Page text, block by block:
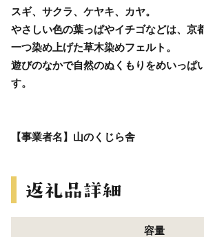
スギ、サクラ、ケヤキ、カヤ。
やさしい色の葉っぱやイチゴなどは、京
一つ染め上げた草木染めフェルト。
遊びのなかで自然のぬくもりをめいっぱ
す。
【事業者名】山のくじら舎
容量